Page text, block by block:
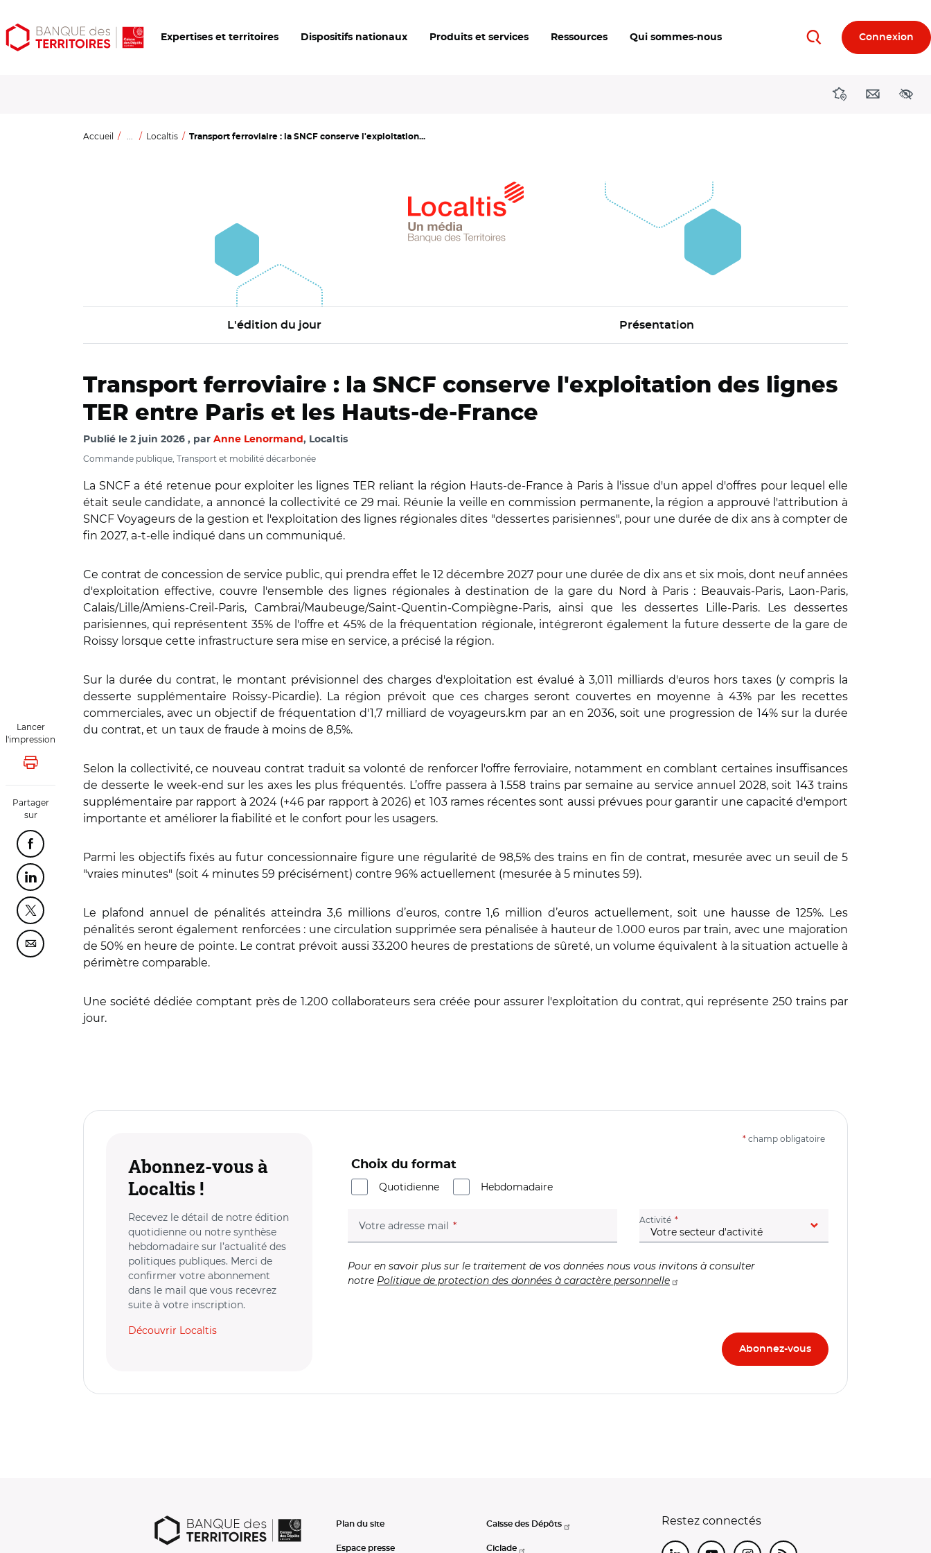
Aller
au
Aller
au
Ouvrir
les
Expertises et territoires Dispositifs nationaux Produits et services Ressources Qui sommes-nous RechercherConnexion
DirectionsContact
Accueil ... Localtis Transport ferroviaire : la SNCF conserve l'exploitation...
L'édition du jour Présentation
Lancer
l'impression
Lancer l'impression
Partager
sur
Partager cette page sur Facebook
Partager cette page sur Linkedin
Partager cette page sur Twitter
Partager cette page sur Courriel
Transport ferroviaire : la SNCF conserve l'exploitation des lignes
TER entre Paris et les Hauts-de-France
Publié le 2 juin 2026 par Anne Lenormand , Localtis
Commande publique, Transport et mobilité décarbonée
La SNCF a été retenue pour exploiter les lignes TER reliant la région Hauts-de-France à Paris à l'issue d'un appel d'offres pour lequel elle
était seule candidate, a annoncé la collectivité ce 29 mai. Réunie la veille en commission permanente, la région a approuvé l'attribution à
SNCF Voyageurs de la gestion et l'exploitation des lignes régionales dites "dessertes parisiennes", pour une durée de dix ans à compter de
fin 2027, a-t-elle indiqué dans un communiqué.
Ce contrat de concession de service public, qui prendra effet le 12 décembre 2027 pour une durée de dix ans et six mois, dont neuf années
d'exploitation effective, couvre l'ensemble des lignes régionales à destination de la gare du Nord à Paris : Beauvais-Paris, Laon-Paris,
Calais/Lille/Amiens-Creil-Paris, Cambrai/Maubeuge/Saint-Quentin-Compiègne-Paris, ainsi que les dessertes Lille-Paris. Les dessertes
parisiennes, qui représentent 35% de l'offre et 45% de la fréquentation régionale, intégreront également la future desserte de la gare de
Roissy lorsque cette infrastructure sera mise en service, a précisé la région.
Sur la durée du contrat, le montant prévisionnel des charges d'exploitation est évalué à 3,011 milliards d'euros hors taxes (y compris la
desserte supplémentaire Roissy-Picardie). La région prévoit que ces charges seront couvertes en moyenne à 43% par les recettes
commerciales, avec un objectif de fréquentation d'1,7 milliard de voyageurs.km par an en 2036, soit une progression de 14% sur la durée
du contrat, et un taux de fraude à moins de 8,5%.
Selon la collectivité, ce nouveau contrat traduit sa volonté de renforcer l'offre ferroviaire, notamment en comblant certaines insuffisances
de desserte le week-end sur les axes les plus fréquentés. L’offre passera à 1.558 trains par semaine au service annuel 2028, soit 143 trains
supplémentaire par rapport à 2024 (+46 par rapport à 2026) et 103 rames récentes sont aussi prévues pour garantir une capacité d'emport
importante et améliorer la fiabilité et le confort pour les usagers.
Parmi les objectifs fixés au futur concessionnaire figure une régularité de 98,5% des trains en fin de contrat, mesurée avec un seuil de 5
"vraies minutes" (soit 4 minutes 59 précisément) contre 96% actuellement (mesurée à 5 minutes 59).
Le plafond annuel de pénalités atteindra 3,6 millions d’euros, contre 1,6 million d’euros actuellement, soit une hausse de 125%. Les
pénalités seront également renforcées : une circulation supprimée sera pénalisée à hauteur de 1.000 euros par train, avec une majoration
de 50% en heure de pointe. Le contrat prévoit aussi 33.200 heures de prestations de sûreté, un volume équivalent à la situation actuelle à
périmètre comparable.
Une société dédiée comptant près de 1.200 collaborateurs sera créée pour assurer l'exploitation du contrat, qui représente 250 trains par
jour.
Abonnez-vous à
Localtis !
Recevez le détail de notre édition
quotidienne ou notre synthèse
hebdomadaire sur l’actualité des
politiques publiques. Merci de
confirmer votre abonnement
dans le mail que vous recevrez
suite à votre inscription.
Découvrir Localtis
* champ obligatoire
Choix du format
Quotidienne
Hebdomadaire
Votre adresse mail (champ obligatoire) Activité (champ obligatoire)
Pour en savoir plus sur le traitement de vos données nous vous invitons à consulter
notre Politique de protection des données à caractère personnelle
Plan du site
Espace presse
Caisse des Dépôts
Ciclade
Restez connectés